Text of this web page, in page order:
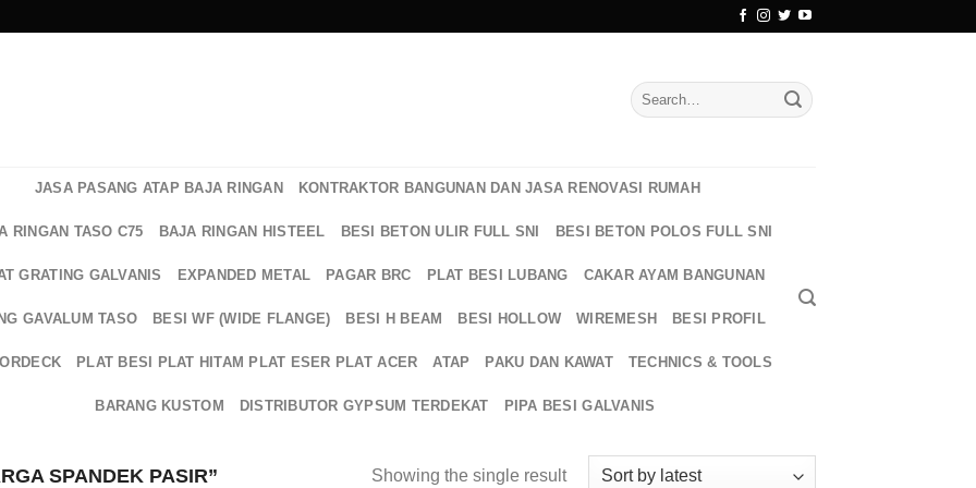
Search
for:
JASA PASANG ATAP BAJA RINGAN KONTRAKTOR BANGUNAN DAN JASA RENOVASI RUMAH
RINGAN TASO C75 BAJA RINGAN HISTEEL BESI BETON ULIR FULL SNI BESI BETON POLOS FULL SNI
GRATING GALVANIS EXPANDED METAL PAGAR BRC PLAT BESI LUBANG CAKAR AYAM BANGUNAN
GAVALUM TASO BESI WF (WIDE FLANGE) BESI H BEAM BESI HOLLOW WIREMESH BESI PROFIL
PLAT BESI PLAT HITAM PLAT ESER PLAT ACER ATAP PAKU DAN KAWAT TECHNICS & TOOLS
BARANG KUSTOM DISTRIBUTOR GYPSUM TERDEKAT PIPA BESI GALVANIS
SPANDEK PASIR” Showing the single result